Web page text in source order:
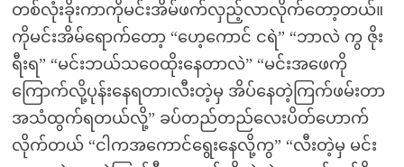
တစ်လုံးခိုးကာကိုမင်းအိမ်ဖက်လှည့်လာလိုက်တော့တယ်။
ကိုမင်းအိမ်ရောက်တော့ “ဟေ့ကောင် ငရဲ” “ဘာလဲ ကွ ဇိုး
ရီးရ” “မင်းဘယ်သဝေထိုးနေတာလဲ” “မင်းအဖေကို
ကြောက်လို့ပုန်းနေရတာ၊လီးတဲ့မှ အိပ်နေတဲ့ကြက်ဖမ်းတာ
အသံထွက်ရတယ်လို့” ခပ်တည်တည်လေးပိတ်ဟောက်
လိုက်တယ် “ငါကအကောင်ရွေးနေလို့ကွ” “လီးတဲ့မှ မင်း